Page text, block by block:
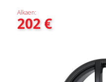
Alkaen:
202€